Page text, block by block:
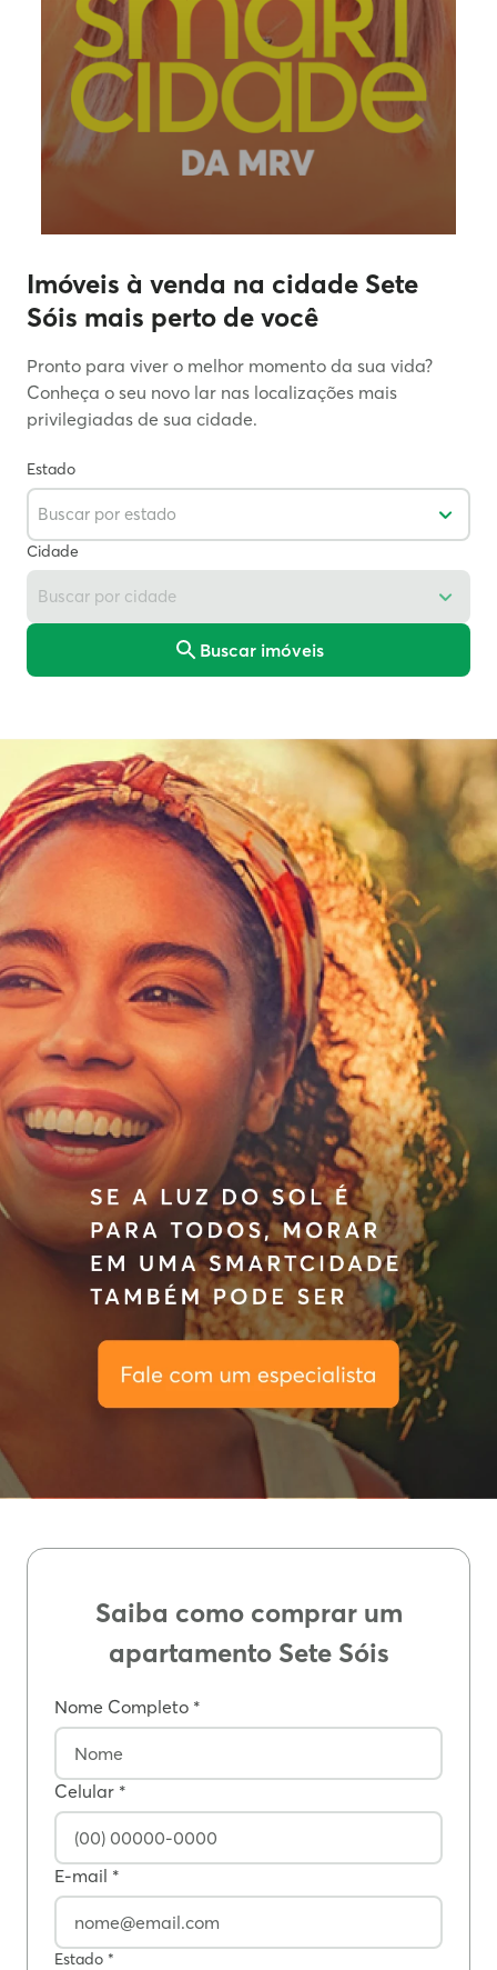
Imóveis à venda na cidade Sete
Sóis mais perto de você
Pronto para viver o melhor momento da sua vida?
Conheça o seu novo lar nas localizações mais
privilegiadas de sua cidade.
Estado
Cidade
Buscar imóveis
Saiba como comprar um
apartamento Sete Sóis
Nome Completo *
Celular *
E-mail *
Estado *